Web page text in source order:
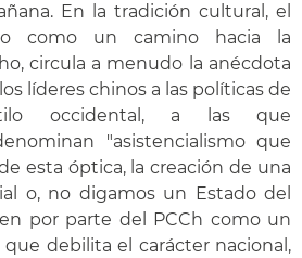
En la tradición cultural, el
como un camino hacia la
circula a menudo la anécdota
líderes chinos a las políticas de
occidental, a las que
"asistencialismo que
esta óptica, la creación de una
o, no digamos un Estado del
por parte del PCCh como un
debilita el carácter nacional,